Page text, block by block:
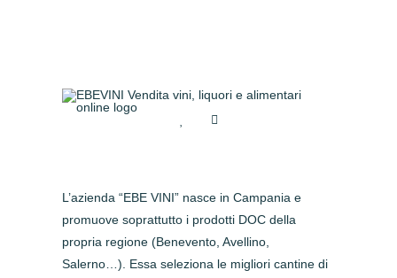
L’azienda “EBE VINI” nasce in Campania e
promuove soprattutto i prodotti DOC della
propria regione (Benevento, Avellino,
Salerno…). Essa seleziona le migliori cantine di